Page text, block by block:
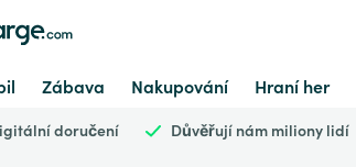
Zábava Nakupování Hraní her
doručení Důvěřují nám miliony lidí